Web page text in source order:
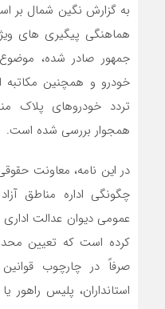
به گزارش نگین شمال بر
هماهنگی پیگیری های
جمهور صادر شده،
خودرو و همچنین مکاتبه
تردد خودروهای پلاک
همجوار بررسی شده است.
در این نامه، معاونت
چگونگی اداره مناطق
عمومی دیوان عدالت
کرده است که تعیین
صرفاً در چارچوب
استانداران، پلیس راهور